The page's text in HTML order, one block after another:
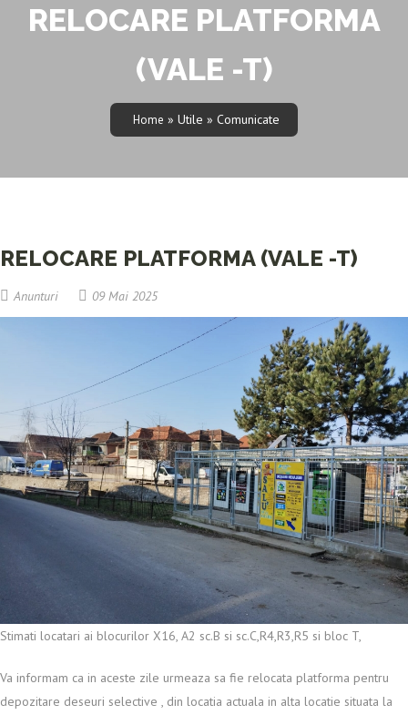
RELOCARE PLATFORMA
(VALE -T)
Home » Utile » Comunicate
RELOCARE PLATFORMA (VALE -T)
Anunturi 09 Mai 2025
Stimati locatari ai blocurilor X16, A2 sc.B si sc.C,R4,R3,R5 si bloc T,
Va informam ca in aceste zile urmeaza sa fie relocata platforma pentru
depozitare deseuri selective , din locatia actuala in alta locatie situata la